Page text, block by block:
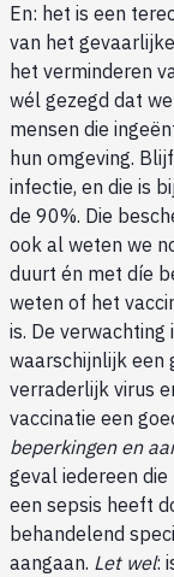
En: het is een
van het
het verminderen
wél gezegd dat
mensen die
hun omgeving.
infectie, en die is
de 90%. Die
ook al weten we
duurt én met díe
weten of het
is. De
waarschijnlijk een
verraderlijk virus
vaccinatie een
beperkingen en
geval iedereen
een sepsis heeft
behandelend
aangaan. Let wel: